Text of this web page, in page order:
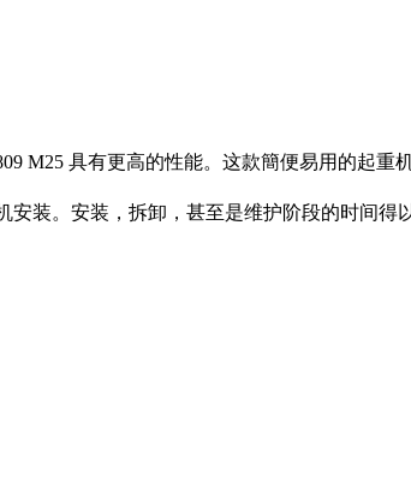
M25 具有更高的性能。这款簡便易用的起
装。安装，拆卸，甚至是维护阶段的时间